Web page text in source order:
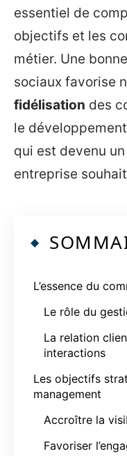
essentiel de
objectifs et les
métier. Une
sociaux favorise
fidélisation des
le
qui est devenu
entreprise
L’essence du
Le rôle du
La relation
interactions
Les objectifs
management
Accroître la
Favoriser